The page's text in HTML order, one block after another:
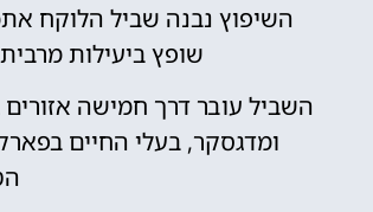
השיפוץ נבנה שביל הלוקח
שופץ ביעילות
השביל עובר דרך חמישה
ומדגסקר, בעלי החיים